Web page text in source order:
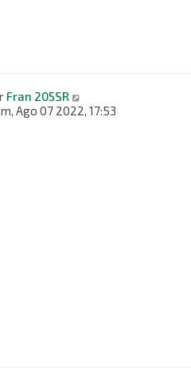
Fran 205SR
Ago 07 2022, 17:53